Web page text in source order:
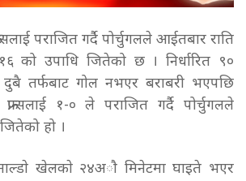
पराजित गर्दै पोर्चुगलले आईतबार राति
को उपाधि जितेको छ । निर्धारित ९०
दुबै तर्फबाट गोल नभएर बराबरी भएपछि
१-० ले पराजित गर्दै पोर्चुगलले
हो ।
खेलकाे २४अाै मिनेटमा घाइते भएर